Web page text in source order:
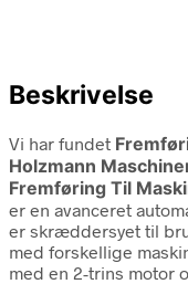
Beskrivelse
Vi har fundet
Holzmann
Fremføring Til
er en avanceret
er skræddersyet til
med forskellige
med en 2-trins motor